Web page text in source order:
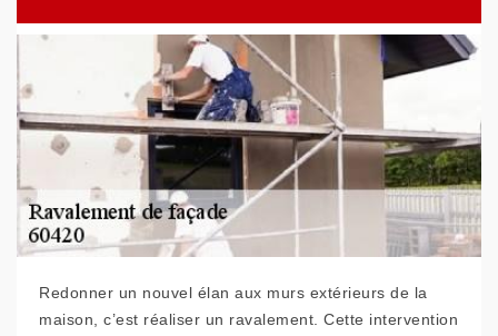
Redonner un nouvel élan aux murs extérieurs de la
maison, c’est réaliser un ravalement. Cette intervention